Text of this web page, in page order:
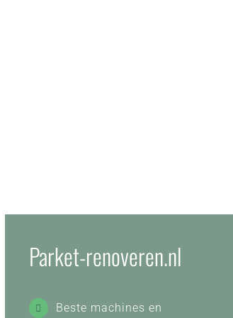
Parket-renoveren.nl
Beste machines en